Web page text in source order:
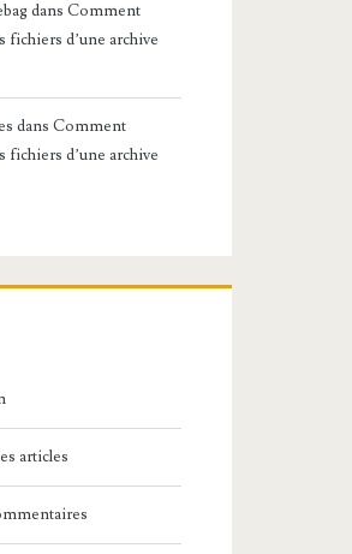
dansComment
fichiers d’une archive
dansComment
fichiers d’une archive
articles